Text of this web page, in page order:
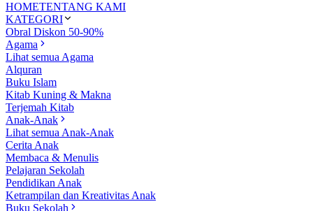
HOMETENTANG KAMI
KATEGORI
Obral Diskon 50-90%
Agama
Lihat semua Agama
Alquran
Buku Islam
Kitab Kuning & Makna
Terjemah Kitab
Anak-Anak
Lihat semua Anak-Anak
Cerita Anak
Membaca & Menulis
Pelajaran Sekolah
Pendidikan Anak
Ketrampilan dan Kreativitas Anak
Buku Sekolah